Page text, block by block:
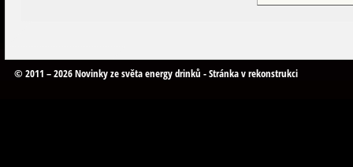
© 2011 – 2026 Novinky ze světa energy drinků - Stránka v rekonstrukci